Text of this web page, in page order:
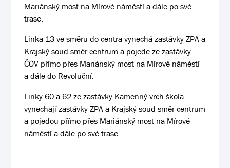
Mariánský most na Mírové náměstí a dále po své
trase.
Linka 13 ve směru do centra vynechá zastávky ZPA a
Krajský soud směr centrum a pojede ze zastávky
ČOV přímo přes Mariánský most na Mírové náměstí
a dále do Revoluční.
Linky 60 a 62 ze zastávky Kamenný vrch škola
vynechají zastávky ZPA a Krajský soud směr centrum
a pojedou přímo přes Mariánský most na Mírové
náměstí a dále po své trase.